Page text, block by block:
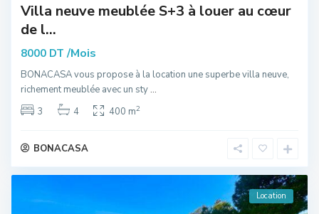
Villa neuve meublée S+3 à louer au cœur
de l...
8000 DT /Mois
BONACASA vous propose à la location une superbe villa neuve,
richement meublée avec un sty...
3
4 400 m2
BONACASA
Location